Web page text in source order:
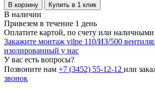
В корзину
Купить в 1 клик
В наличии
Привезем в течение 1 день
Оплатите картой, по счету или наличными
Закажите монтаж vilpe 110/ИЗ/500
изолированный у нас
У вас есть вопросы?
Позвоните нам +7 (3452) 55-12-12 или
звонок